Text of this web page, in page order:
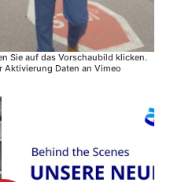
Sie auf das Vorschaubild klicken.
Aktivierung Daten an Vimeo